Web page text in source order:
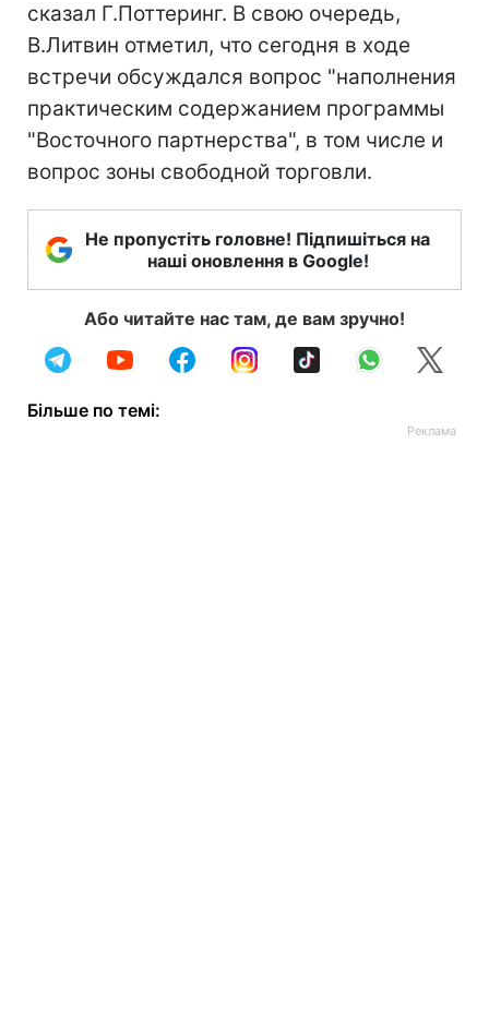
сказал Г.Поттеринг. В свою очередь,
В.Литвин отметил, что сегодня в ходе
встречи обсуждался вопрос "наполнения
практическим содержанием программы
"Восточного партнерства", в том числе и
вопрос зоны свободной торговли.
Не пропустіть головне! Підпишіться на
наші оновлення в Google!
Або читайте нас там, де вам зручно!
Більше по темі: